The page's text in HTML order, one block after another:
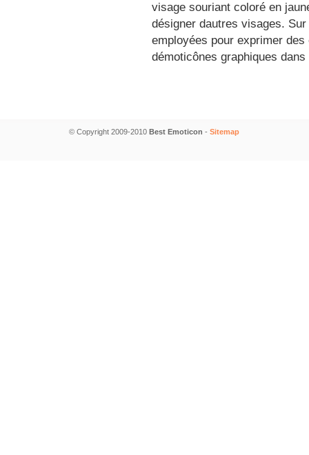
visage souriant coloré en
désigner dautres visages.
employées pour exprimer
démoticônes graphiques
© Copyright 2009-2010 Best Emoticon - Sitemap